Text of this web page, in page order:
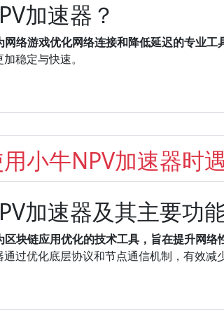
加速器？
络游戏优化网络连接和降低延迟的专业工
稳定与快速。
小牛NPV加速器时
加速器及其主要功
块链应用优化的技术工具，旨在提升网络
过优化底层协议和节点通信机制，有效减